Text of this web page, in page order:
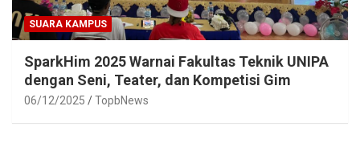
SUARA KAMPUS
SparkHim 2025 Warnai Fakultas Teknik UNIPA
dengan Seni, Teater, dan Kompetisi Gim
06/12/2025 TopbNews